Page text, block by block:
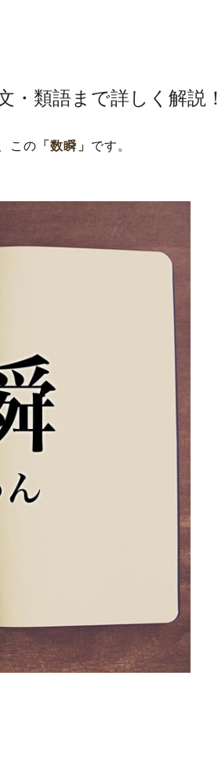
・類語まで詳しく解説！
この 「数瞬」 です。